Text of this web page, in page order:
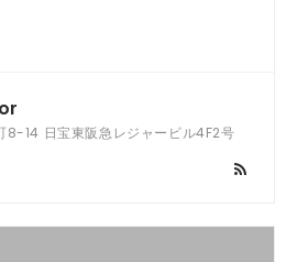
8-14 日宝東阪急レジャービル4F2号